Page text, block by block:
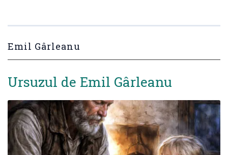
Emil Gârleanu
Ursuzul de Emil Gârleanu